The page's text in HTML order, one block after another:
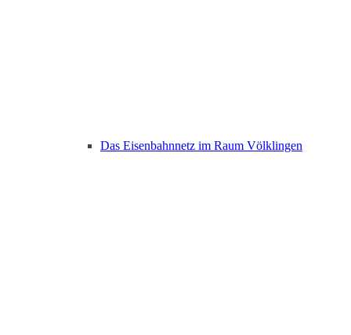
Das Eisenbahnnetz im Raum Völklingen